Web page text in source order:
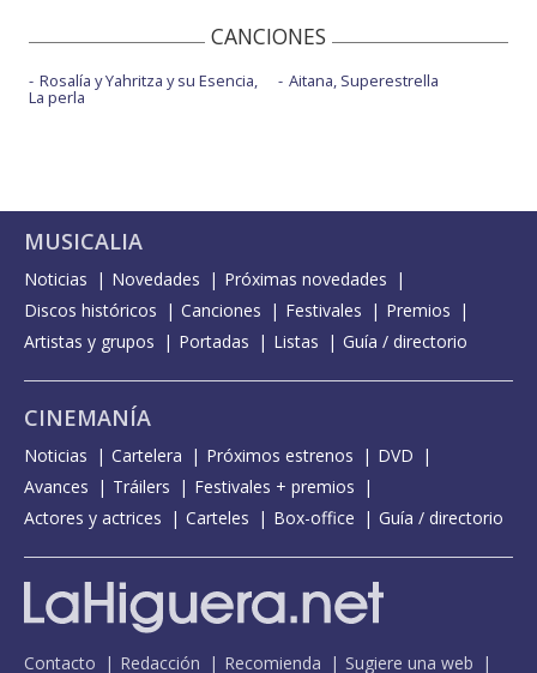
CANCIONES
Rosalía y Yahritza y su Esencia,
La perla
Aitana, Superestrella
MUSICALIA
Noticias Novedades
Próximas novedades
Discos históricos
Canciones Festivales
Premios
Artistas y grupos
Portadas Listas Guía / directorio
CINEMANÍA
Noticias Cartelera Próximos estrenos
DVD
Avances
Tráilers
Festivales + premios
Actores y actrices
Carteles Box-office Guía / directorio
Contacto Redacción Recomienda Sugiere una web